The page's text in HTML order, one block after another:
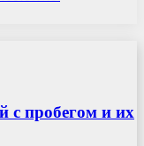
с пробегом и их